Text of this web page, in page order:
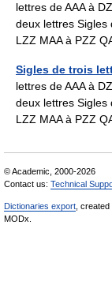
lettres de AAA à
deux lettres Sigles
LZZ MAA à PZZ
Sigles de trois
lettres de AAA à
deux lettres Sigles
LZZ MAA à PZZ
© Academic, 2000-2026
Contact us: Technical
Dictionaries export ,
MODx.